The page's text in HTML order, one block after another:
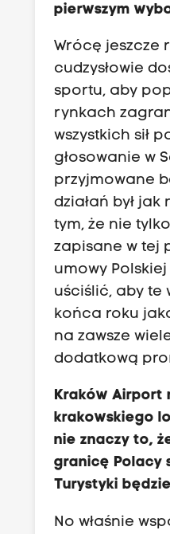
pierwszym
Wrócę jeszcze
cudzysłowie
sportu, aby
rynkach
wszystkich sił
głosowanie w
przyjmowane
działań był
tym, że nie
zapisane w tej
umowy
uściślić, aby te
końca roku
na zawsze
dodatkową
Kraków Airport
krakowskiego
nie znaczy to,
granicę Polacy
Turystyki
No właśnie